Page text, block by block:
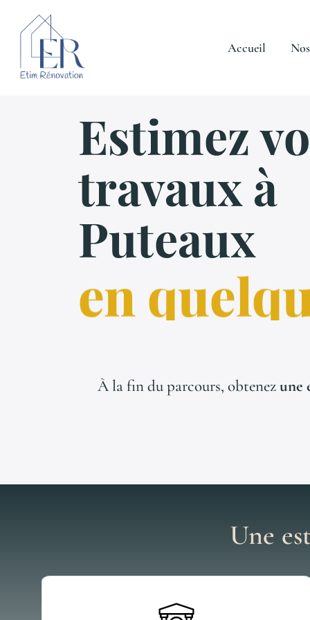
contenu
Accueil
Estimez
travaux à
Puteaux
en
À la fin du parcours, obtenezune
Une